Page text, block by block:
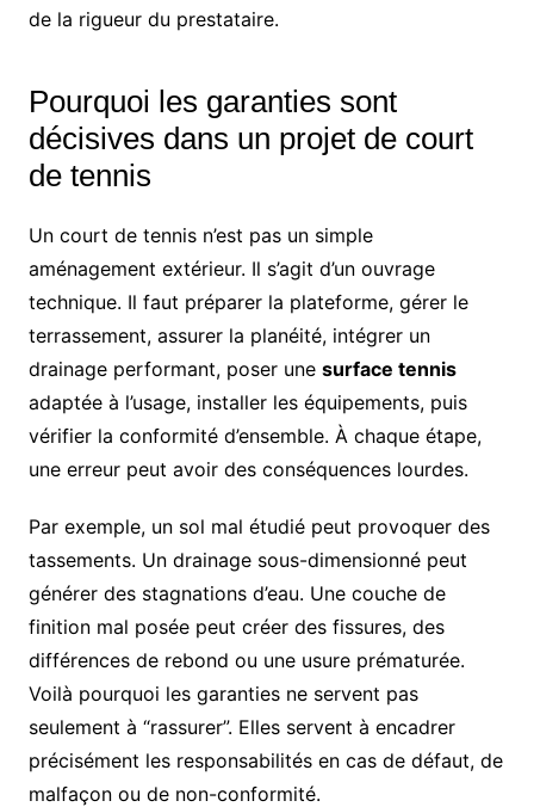
de la rigueur du prestataire.
Pourquoi les garanties sont
décisives dans un projet de court
de tennis
Un court de tennis n’est pas un simple
aménagement extérieur. Il s’agit d’un ouvrage
technique. Il faut préparer la plateforme, gérer le
terrassement, assurer la planéité, intégrer un
drainage performant, poser une surface tennis
adaptée à l’usage, installer les équipements, puis
vérifier la conformité d’ensemble. À chaque étape,
une erreur peut avoir des conséquences lourdes.
Par exemple, un sol mal étudié peut provoquer des
tassements. Un drainage sous-dimensionné peut
générer des stagnations d’eau. Une couche de
finition mal posée peut créer des fissures, des
différences de rebond ou une usure prématurée.
Voilà pourquoi les garanties ne servent pas
seulement à “rassurer”. Elles servent à encadrer
précisément les responsabilités en cas de défaut, de
malfaçon ou de non-conformité.